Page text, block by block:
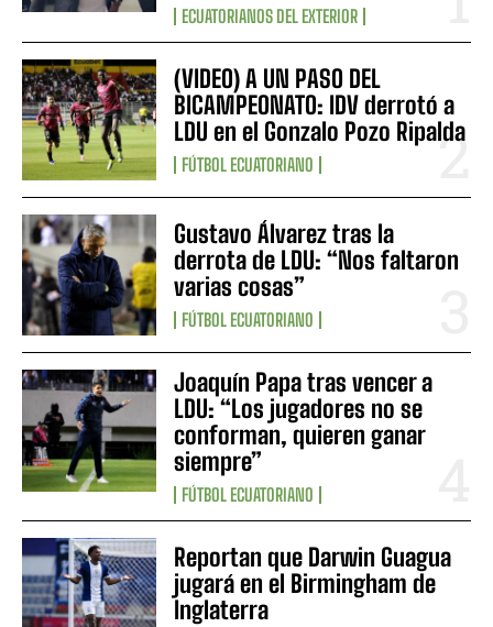
ECUATORIANOS DEL EXTERIOR
(VIDEO) A UN PASO DEL
BICAMPEONATO: IDV derrotó a
LDU en el Gonzalo Pozo Ripalda
FÚTBOL ECUATORIANO
Gustavo Álvarez tras la
derrota de LDU: “Nos faltaron
varias cosas”
FÚTBOL ECUATORIANO
Joaquín Papa tras vencer a
LDU: “Los jugadores no se
conforman, quieren ganar
siempre”
FÚTBOL ECUATORIANO
Reportan que Darwin Guagua
jugará en el Birmingham de
Inglaterra